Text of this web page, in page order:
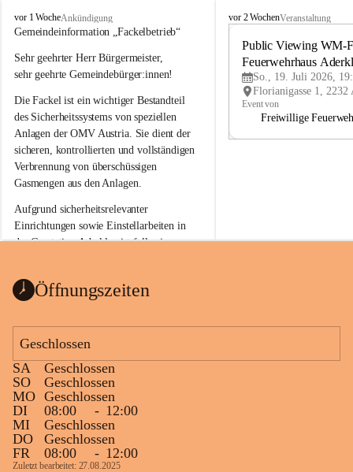
A
d
r
k
a
a
vor 1 WocheAnkündigung
Gemeindeinformation „Fackelbetrieb“
Sehr geehrter Herr Bürgermeister,
sehr geehrte Gemeindebürger:innen!
Die Fackel ist ein wichtiger Bestandteil
des Sicherheitssystems von speziellen
Anlagen der OMV Austria. Sie dient der
sicheren, kontrollierten und vollständigen
Verbrennung von überschüssigen
Gasmengen aus den Anlagen.
Aufgrund sicherheitsrelevanter
Einrichtungen sowie Einstellarbeiten in
der Gasstation Aderklaa ist fallweise
kommenden Tagen und Wochen wird
sein.
Die OMV Austria ist bemüht, für die
Bevölkerung ungewohnte, jedoch
technisch notwendige Betriebszustände so
kurz wie möglich zu halten.
Wir bitten daher die umliegende
Bevölkerung um Verständnis.
A
vor 2 WochenVeranstaltung
Public Viewing WM-
Feuerwehrhaus
So., 19. Juli 2026,
Event von
Freiwillige
Öffnungszeiten
Geschlossen
SA
Geschlossen
SO
Geschlossen
MO Geschlossen
DI
08:00 - 12:00
MI
Geschlossen
DO
Geschlossen
FR
08:00 - 12:00
Zuletzt bearbeitet: 27.08.2025